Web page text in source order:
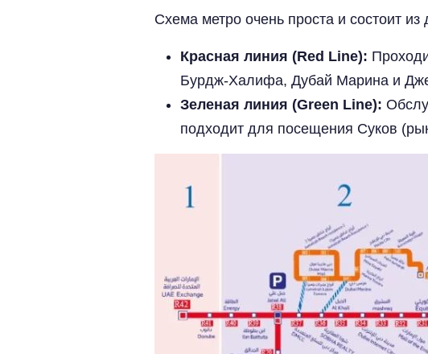
Схема метро очень проста и состоит
Красная линия (Red Line):
Бурдж-Халифа, Дубай Марина и
Зеленая линия (Green Line):
подходит для посещения Суков